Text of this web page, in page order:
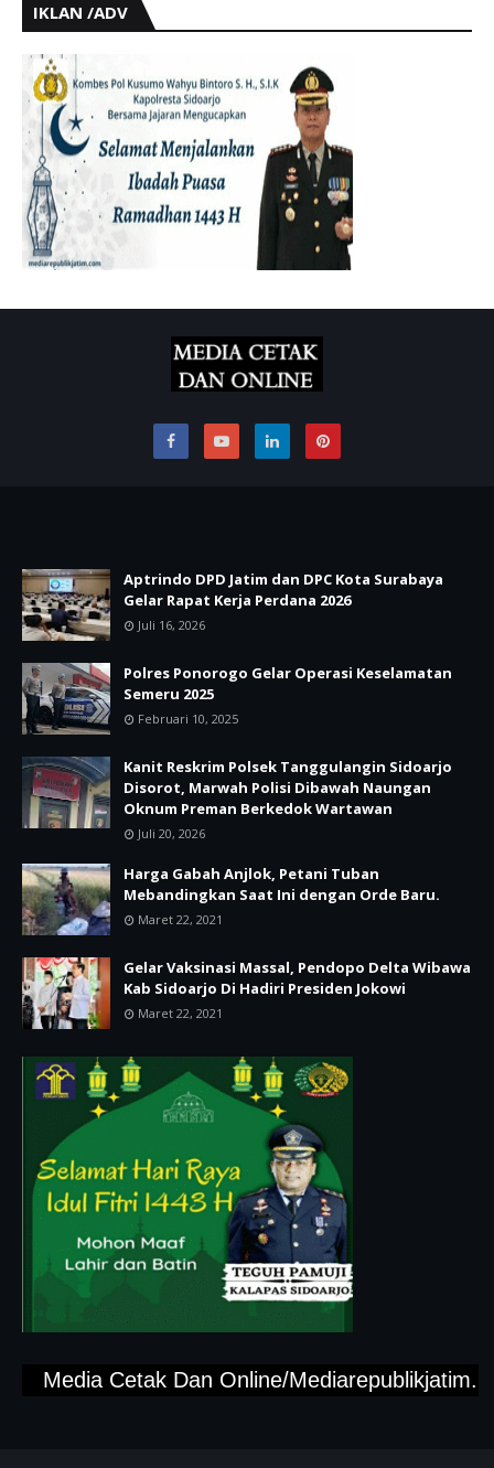
IKLAN /ADV
Aptrindo DPD Jatim dan DPC Kota Surabaya
Gelar Rapat Kerja Perdana 2026
Juli 16, 2026
Polres Ponorogo Gelar Operasi Keselamatan
Semeru 2025
Februari 10, 2025
Kanit Reskrim Polsek Tanggulangin Sidoarjo
Disorot, Marwah Polisi Dibawah Naungan
Oknum Preman Berkedok Wartawan
Juli 20, 2026
Harga Gabah Anjlok, Petani Tuban
Mebandingkan Saat Ini dengan Orde Baru.
Maret 22, 2021
Gelar Vaksinasi Massal, Pendopo Delta Wibawa
Kab Sidoarjo Di Hadiri Presiden Jokowi
Maret 22, 2021
Media Cetak Dan Online/